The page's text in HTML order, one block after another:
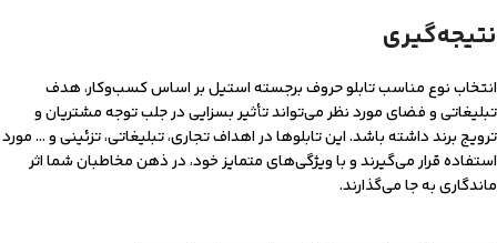
نتیجه‌گیری
انتخاب نوع مناسب تابلو حروف برجسته استیل بر اساس کسب‌وکار، هدف
تبلیغاتی و فضای مورد نظر می‌تواند تأثیر بسزایی در جلب توجه مشتریان و
ترویج برند داشته باشد. این تابلوها در اهداف تجاری، تبلیغاتی، تزئینی و … مورد
استفاده قرار می‌گیرند و با ویژگی‌های متمایز خود، در ذهن مخاطبان شما اثر
ماندگاری به جا می‌گذارند.